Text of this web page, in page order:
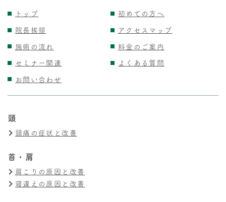
トップ
初めての方へ
院長挨拶
アクセスマップ
施術の流れ
料金のご案内
セミナー関連
よくある質問
お問い合わせ
頭
頭痛の症状と改善
首・肩
肩こりの原因と改善
寝違えの原因と改善